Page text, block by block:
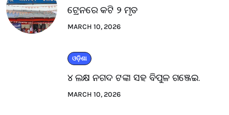
ଟ୍ରେନରେ କଟି ୨ ମୃତ
MARCH 10, 2026
ଓଡ଼ିଶା
୪ ଲକ୍ଷ ନଗଦ ଟଙ୍କା ସହ ବିପୁଳ ଗଞ୍ଜେଇ.
MARCH 10, 2026